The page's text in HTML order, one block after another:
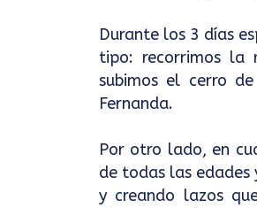
Durante los 3 días
tipo: recorrimos la
subimos el cerro
Fernanda.
Por otro lado, en
de todas las edades
y creando lazos